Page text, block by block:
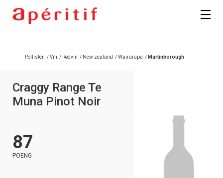
Pollisten /Vin / Rødvin / New zealand /Wairarapa / Martinborough
Craggy Range Te
Muna Pinot Noir
87
POENG